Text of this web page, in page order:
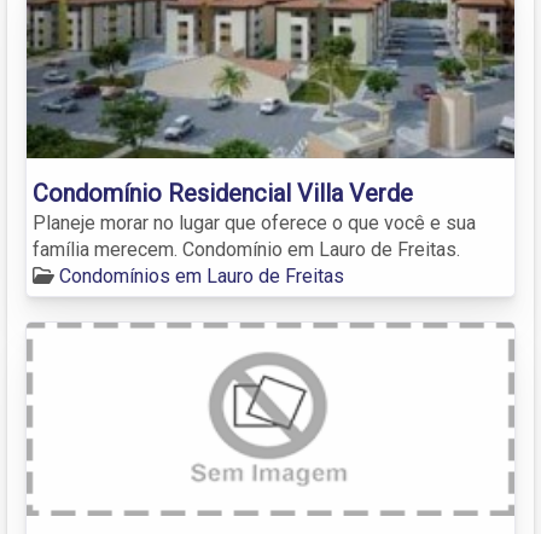
Condomínio Residencial Villa Verde
Planeje morar no lugar que oferece o que você e sua
família merecem. Condomínio em Lauro de Freitas.
Condomínios em Lauro de Freitas